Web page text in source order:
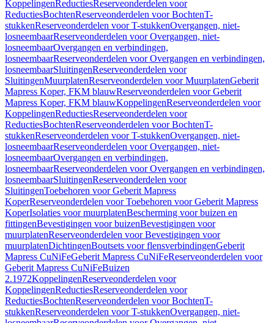
KoppelingenReductiesReserveonderdelen voor
ReductiesBochtenReserveonderdelen voor BochtenT-
stukkenReserveonderdelen voor T-stukkenOvergangen, niet-
losneembaarReserveonderdelen voor Overgangen, niet-
losneembaarOvergangen en verbindingen,
losneembaarReserveonderdelen voor Overgangen en verbindingen,
losneembaarSluitingenReserveonderdelen voor
SluitingenMuurplatenReserveonderdelen voor MuurplatenGeberit
Mapress Koper, FKM blauwReserveonderdelen voor Geberit
Mapress Koper, FKM blauwKoppelingenReserveonderdelen voor
KoppelingenReductiesReserveonderdelen voor
ReductiesBochtenReserveonderdelen voor BochtenT-
stukkenReserveonderdelen voor T-stukkenOvergangen, niet-
losneembaarReserveonderdelen voor Overgangen, niet-
losneembaarOvergangen en verbindingen,
losneembaarReserveonderdelen voor Overgangen en verbindingen,
losneembaarSluitingenReserveonderdelen voor
SluitingenToebehoren voor Geberit Mapress
KoperReserveonderdelen voor Toebehoren voor Geberit Mapress
KoperIsolaties voor muurplatenBescherming voor buizen en
fittingenBevestigingen voor buizenBevestigingen voor
muurplatenReserveonderdelen voor Bevestigingen voor
muurplatenDichtingenBoutsets voor flensverbindingenGeberit
Mapress CuNiFeGeberit Mapress CuNiFeReserveonderdelen voor
Geberit Mapress CuNiFeBuizen
2.1972KoppelingenReserveonderdelen voor
KoppelingenReductiesReserveonderdelen voor
ReductiesBochtenReserveonderdelen voor BochtenT-
stukkenReserveonderdelen voor T-stukkenOvergangen, niet-